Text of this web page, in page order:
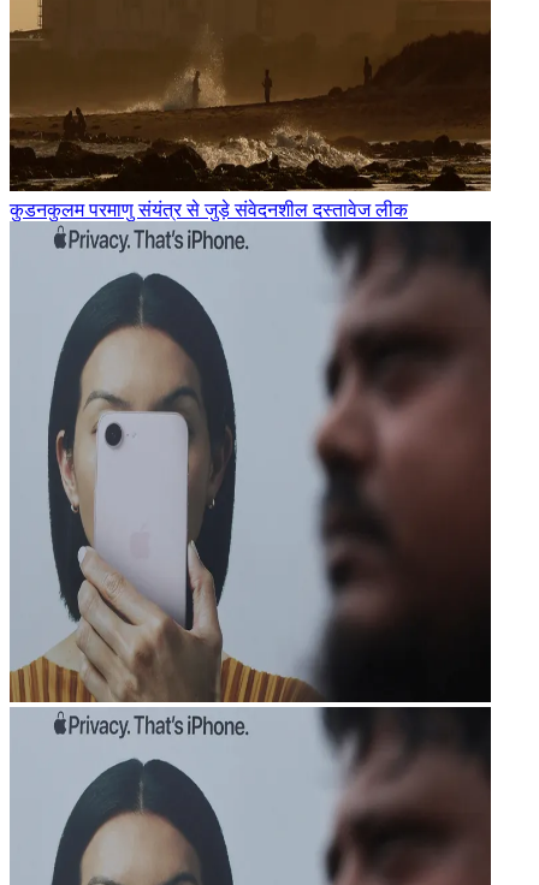
कुडनकुलम परमाणु संयंत्र से जुड़े संवेदनशील दस्तावेज लीक